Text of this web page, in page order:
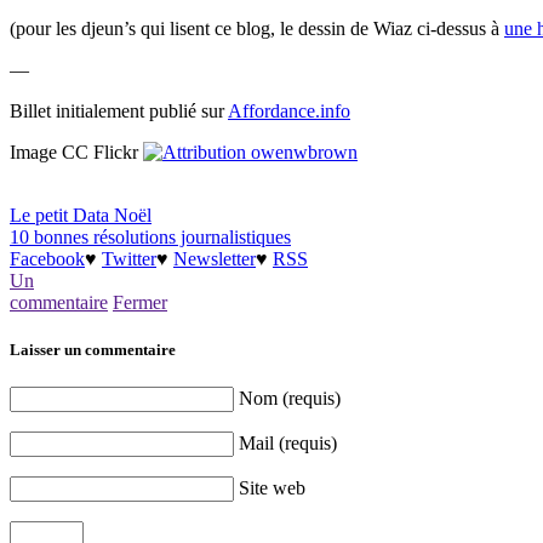
(pour les djeun’s qui lisent ce blog, le dessin de Wiaz ci-dessus à une
—
Billet initialement publié surAffordance.info
Image CC Flickr
owenwbrown
Le petit Data Noël
10 bonnes résolutions journalistiques
Facebook♥ Twitter♥ Newsletter♥ RSS
Un
commentaire Fermer
Laisser un commentaire
Nom (requis)
Mail (requis)
Site web